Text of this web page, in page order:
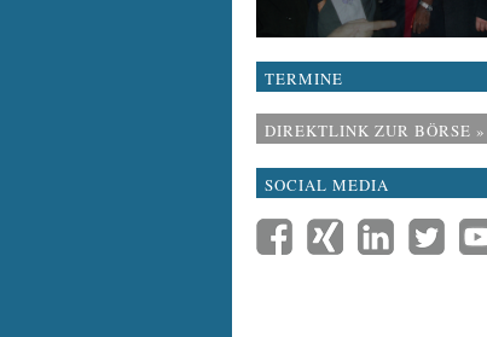
TERMINE
DIREKTLINK ZUR BÖRSE »
SOCIAL MEDIA